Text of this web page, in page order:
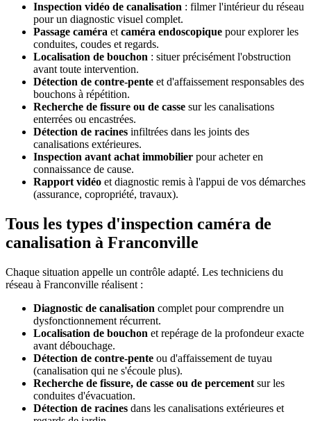
Inspection vidéo de canalisation : filmer l'intérieur du réseau
pour un diagnostic visuel complet.
Passage caméra et caméra endoscopique pour explorer les
conduites, coudes et regards.
Localisation de bouchon : situer précisément l'obstruction
avant toute intervention.
Détection de contre-pente et d'affaissement responsables des
bouchons à répétition.
Recherche de fissure ou de casse sur les canalisations
enterrées ou encastrées.
Détection de racines infiltrées dans les joints des
canalisations extérieures.
Inspection avant achat immobilier pour acheter en
connaissance de cause.
Rapport vidéo et diagnostic remis à l'appui de vos démarches
(assurance, copropriété, travaux).
Tous les types d'inspection caméra de
canalisation à Franconville
Chaque situation appelle un contrôle adapté. Les techniciens du
réseau à Franconville réalisent :
Diagnostic de canalisation complet pour comprendre un
dysfonctionnement récurrent.
Localisation de bouchon et repérage de la profondeur exacte
avant débouchage.
Détection de contre-pente ou d'affaissement de tuyau
(canalisation qui ne s'écoule plus).
Recherche de fissure, de casse ou de percement sur les
conduites d'évacuation.
Détection de racines dans les canalisations extérieures et